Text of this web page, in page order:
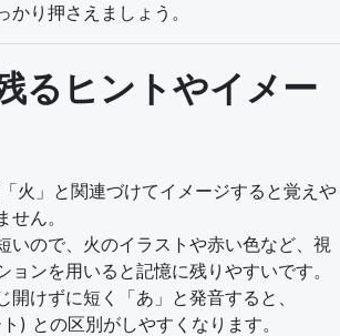
かり押さえましょう。
るヒントやイメー
火」と関連づけてイメージすると覚えや
ん。
いので、火のイラストや赤い色など、視
ョンを用いると記憶に残りやすいです。
開けずに短く「あ」と発音すると、
) との区別がしやすくなります。